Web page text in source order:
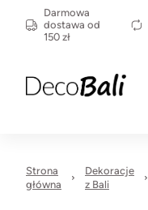
Darmowa
dostawa od
150 zł
Strona
główna
Dekoracje
z Bali